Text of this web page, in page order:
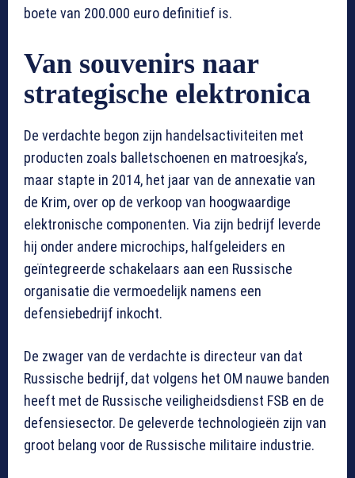
boete van 200.000 euro definitief is.
Van souvenirs naar
strategische elektronica
De verdachte begon zijn handelsactiviteiten met
producten zoals balletschoenen en matroesjka’s,
maar stapte in 2014, het jaar van de annexatie van
de Krim, over op de verkoop van hoogwaardige
elektronische componenten. Via zijn bedrijf leverde
hij onder andere microchips, halfgeleiders en
geïntegreerde schakelaars aan een Russische
organisatie die vermoedelijk namens een
defensiebedrijf inkocht.
De zwager van de verdachte is directeur van dat
Russische bedrijf, dat volgens het OM nauwe banden
heeft met de Russische veiligheidsdienst FSB en de
defensiesector. De geleverde technologieën zijn van
groot belang voor de Russische militaire industrie.